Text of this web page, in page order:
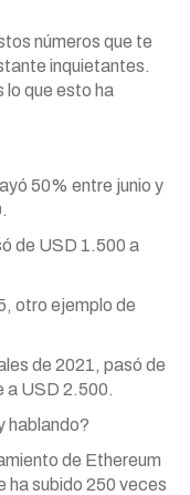
números que te
inquietantes.
lo que esto ha
50% entre junio y
de USD 1.500 a
otro ejemplo de
de 2021, pasó de
a USD 2.500.
hablando?
de Ethereum
ha subido 250 veces